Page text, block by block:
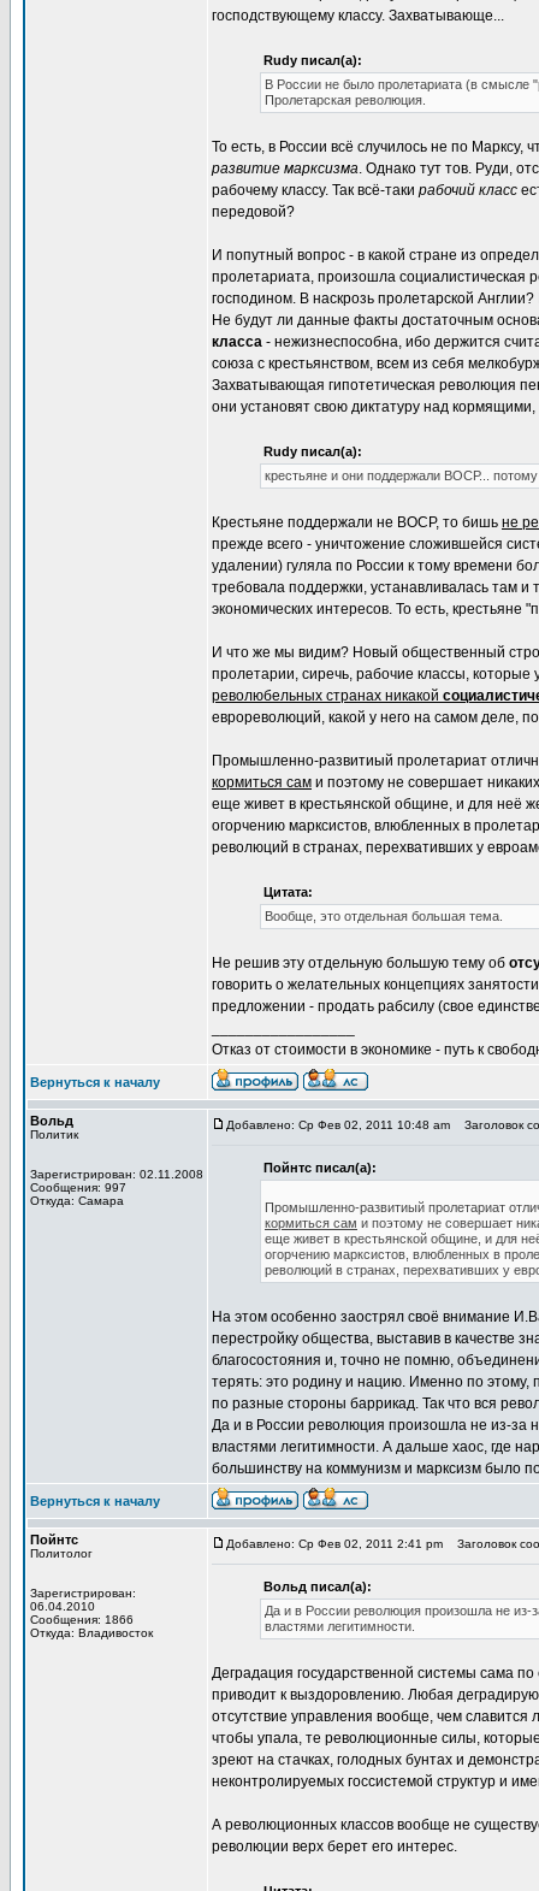
господствующему классу. Захватывающе...
Rudy писал(а):
В России не было пролетариата (в смысле
Пролетарская революция.
То есть, в России всё случилось не по
развитие марксизма. Однако тут тов. Руди,
рабочему классу. Так всё-таки рабочий класс
передовой?
И попутный вопрос - в какой стране из
пролетариата, произошла социалистическая
господином. В наскрозь пролетарской
Не будут ли данные факты достаточным
класса - нежизнеспособна, ибо держится
союза с крестьянством, всем из себя
Захватывающая гипотетическая революция
они установят свою диктатуру над
Rudy писал(а):
крестьяне и они поддержали ВОСР...
Крестьяне поддержали не ВОСР, то бишь не
прежде всего - уничтожение сложившейся
удалении) гуляла по России к тому времени
требовала поддержки, устанавливалась там и
экономических интересов. То есть,
И что же мы видим? Новый общественный
пролетарии, сиречь, рабочие классы, которые
революбельных странах никакой
еврореволюций, какой у него на самом деле,
Промышленно-развитиый пролетариат
кормиться сам и поэтому не совершает
еще живет в крестьянской общине, и для неё
огорчению марксистов, влюбленных в
революций в странах, перехвативших у
Цитата:
Вообще, это отдельная большая тема.
Не решив эту отдельную большую тему об
говорить о желательных концепциях
предложении - продать рабсилу (свое
Отказ от стоимости в экономике - путь к
Вернуться к началу
Вольд
Политик
Зарегистрирован: 02.11.2008
Сообщения: 997
Откуда: Самара
Добавлено: Ср Фев 02, 2011 10:48 am Заголовок
Пойнтс писал(а):
Промышленно-развитиый пролетариат
кормиться сам и поэтому не совершает
еще живет в крестьянской общине, и для
огорчению марксистов, влюбленных в
революций в странах, перехвативших у
На этом особенно заострял своё внимание
перестройку общества, выставив в качестве
благосостояния и, точно не помню,
терять: это родину и нацию. Именно по
по разные стороны баррикад. Так что вся
Да и в России революция произошла не из-за
властями легитимности. А дальше хаос, где
большинству на коммунизм и марксизм было
Вернуться к началу
Пойнтс
Политолог
Зарегистрирован:
06.04.2010
Сообщения: 1866
Откуда: Владивосток
Добавлено: Ср Фев 02, 2011 2:41 pm Заголовок
Вольд писал(а):
Да и в России революция произошла не из-
властями легитимности.
Деградация государственной системы сама
приводит к выздоровлению. Любая
отсутствие управления вообще, чем
чтобы упала, те революционные силы,
зреют на стачках, голодных бунтах и
неконтролируемых госсистемой структур и
А революционных классов вообще не
революции верх берет его интерес.